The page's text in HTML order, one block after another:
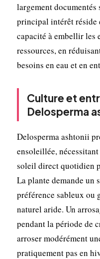
largement
principal intérêt réside
capacité à embellir les
ressources, en
besoins en eau et en
Culture et
Delosperma
Delosperma ashtonii
ensoleillée,
soleil direct quotidien
La plante demande un
préférence sableux ou
naturel aride. Un
pendant la période de
arroser modérément
pratiquement pas en